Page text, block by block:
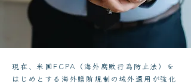
現在、米国FCPA（海外腐敗行為防止法）を
はじめとする海外贈賄規制の域外適用が強化